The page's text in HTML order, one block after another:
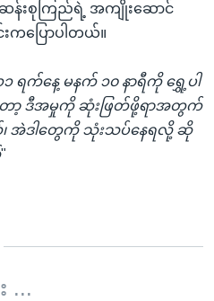
န်းစုကြည်ရဲ့ အကျိုးဆောင်
ကပြောပါတယ်။
၁ ရက်နေ့ မနက် ၁၀ နာရီကို ရွှေ့ပါ
ော့ ဒီအမှုကို ဆုံးဖြတ်ဖို့ရာအတွက်
အဲဒါတွေကို သုံးသပ်နေရလို့ ဆို
"
...